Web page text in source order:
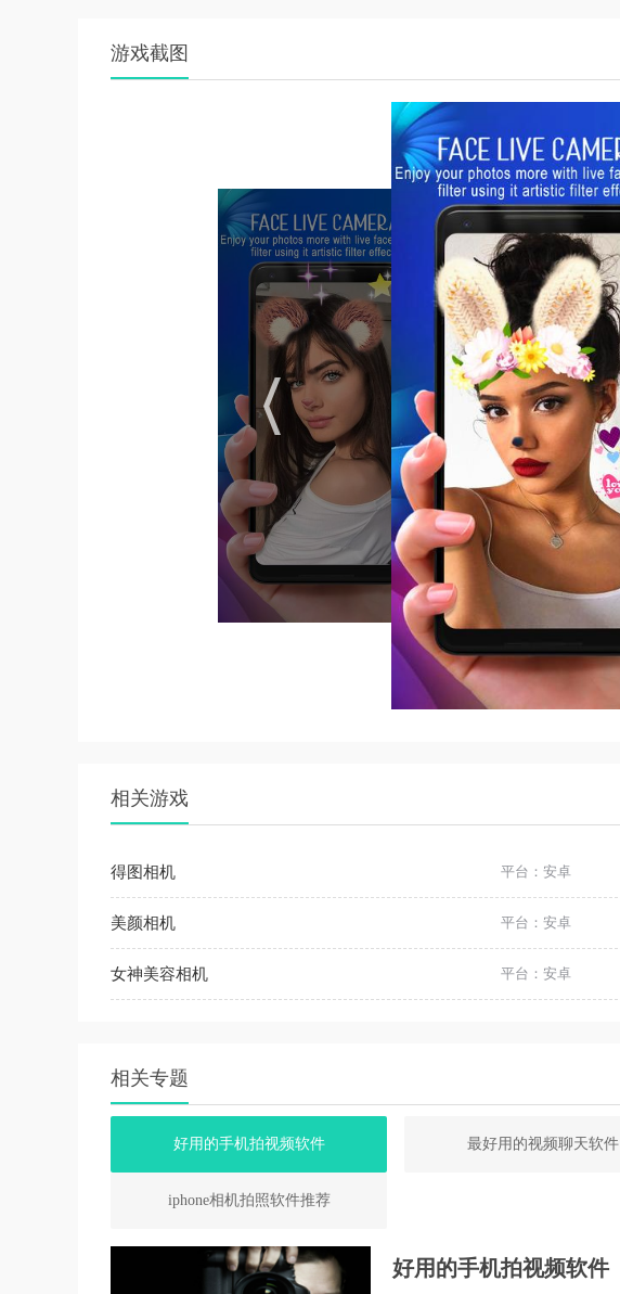
游戏截图
相关游戏
得图相机 平台：安卓
美颜相机 平台：安卓
女神美容相机 平台：安卓
相关专题
好用的手机拍视频软件 最好用的视频聊天软件
iphone相机拍照软件推荐
好用的手机拍视频软件